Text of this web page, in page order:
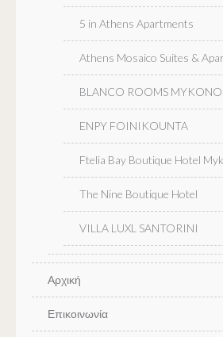
5 in Athens Apartments
Athens Mosaico Suites &
BLANCO ROOMS
ENPY FOINIKOUNTA
Ftelia Bay Boutique Hotel
The Nine Boutique Hotel
VILLA LUXL SANTORINI
Αρχική
Επικοινωνία